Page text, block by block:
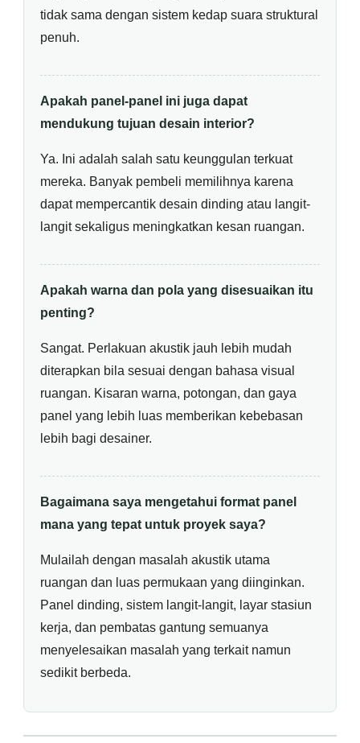
tidak sama dengan sistem kedap suara struktural
penuh.
Apakah panel-panel ini juga dapat
mendukung tujuan desain interior?
Ya. Ini adalah salah satu keunggulan terkuat
mereka. Banyak pembeli memilihnya karena
dapat mempercantik desain dinding atau langit-
langit sekaligus meningkatkan kesan ruangan.
Apakah warna dan pola yang disesuaikan itu
penting?
Sangat. Perlakuan akustik jauh lebih mudah
diterapkan bila sesuai dengan bahasa visual
ruangan. Kisaran warna, potongan, dan gaya
panel yang lebih luas memberikan kebebasan
lebih bagi desainer.
Bagaimana saya mengetahui format panel
mana yang tepat untuk proyek saya?
Mulailah dengan masalah akustik utama
ruangan dan luas permukaan yang diinginkan.
Panel dinding, sistem langit-langit, layar stasiun
kerja, dan pembatas gantung semuanya
menyelesaikan masalah yang terkait namun
sedikit berbeda.